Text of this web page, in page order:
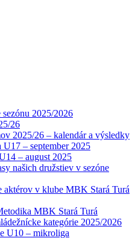
2025/2026
26
2025/26 – kalendár a výsledky
– september 2025
– august 2025
našich družstiev v sezóne
aktérov v klube MBK Stará Turá
MBK Stará Turá
kategórie 2025/2026
U10 – mikroliga